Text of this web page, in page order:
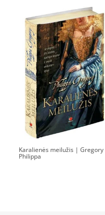
Karalienės meilužis | Gregory
Philippa